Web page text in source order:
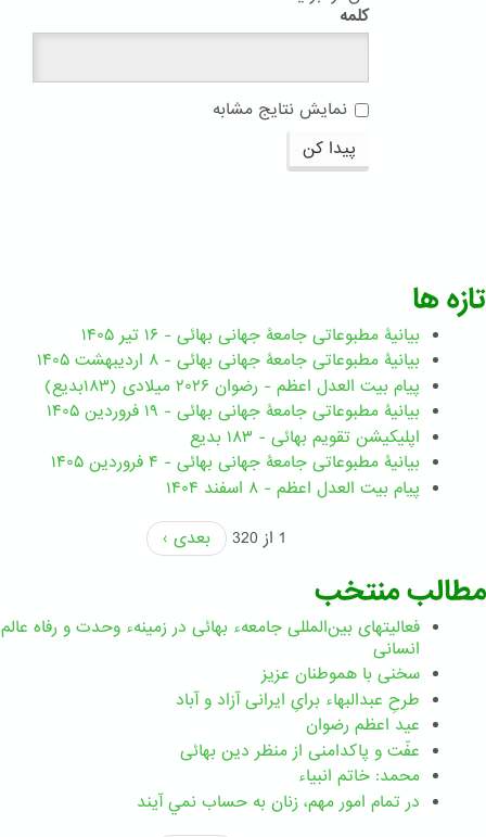
کلمه
نمایش نتایج مشابه
پیدا کن
تازه ها
بیانیۀ مطبوعاتی جامعۀ جهانی بهائی - ۱۶ تیر ۱۴۰۵
بیانیۀ مطبوعاتی جامعۀ جهانی بهائی - ۸ اردیبهشت ۱۴۰۵
پیام بیت العدل اعظم - رضوان ۲۰۲۶ میلادی (۱۸۳بدیع)
بیانیۀ مطبوعاتی جامعۀ جهانی بهائی - ۱۹ فروردین ۱۴۰۵
اپلیکیشن تقویم بهائی - ۱۸۳ بدیع
بیانیۀ مطبوعاتی جامعۀ جهانی بهائی - ۴ فروردین ۱۴۰۵
پیام بیت العدل اعظم - ۸ اسفند ۱۴۰۴
1 از 320
بعدی ›
مطالب منتخب
فعالیتهای بین‌المللی جامعهء بهائی در زمینهء وحدت و رفاه عالم
انسانی
سخنی با هموطنان عزیز
طرحِ عبدالبهاء برایِ ایرانی آزاد و آباد
عید اعظم رضوان
عفّت و پاکدامنی از منظر دین بهائی
محمد: خاتم انبیاء
در تمام امور مهم،‌ زنان به حساب نمي آيند